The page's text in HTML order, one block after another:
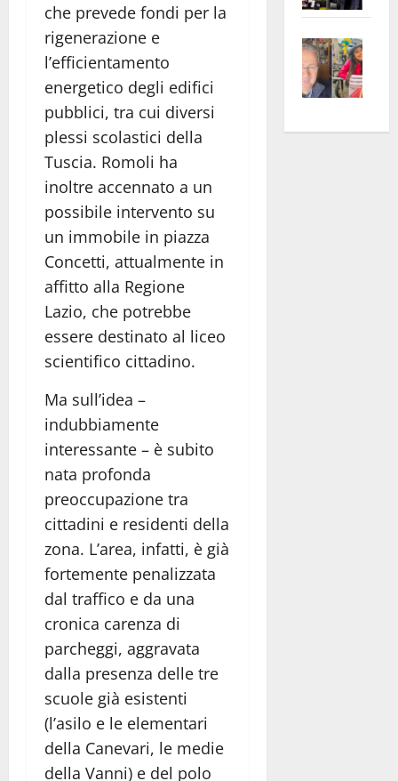
che prevede fondi per la
rigenerazione e
l’efficientamento
energetico degli edifici
pubblici, tra cui diversi
plessi scolastici della
Tuscia. Romoli ha
inoltre accennato a un
possibile intervento su
un immobile in piazza
Concetti, attualmente in
affitto alla Regione
Lazio, che potrebbe
essere destinato al liceo
scientifico cittadino.
Ma sull’idea –
indubbiamente
interessante – è subito
nata profonda
preoccupazione tra
cittadini e residenti della
zona. L’area, infatti, è già
fortemente penalizzata
dal traffico e da una
cronica carenza di
parcheggi, aggravata
dalla presenza delle tre
scuole già esistenti
(l’asilo e le elementari
della Canevari, le medie
della Vanni) e del polo
euro
apre